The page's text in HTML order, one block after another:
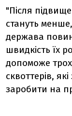
"Після
стануть
держава
швидкість їх
допоможе
сквоттерів,
заробити на